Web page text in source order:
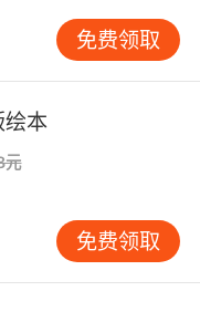
免费领取
本
元
免费领取